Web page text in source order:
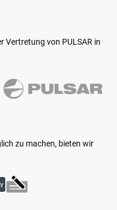
Vertretung von PULSAR in
zu machen, bieten wir